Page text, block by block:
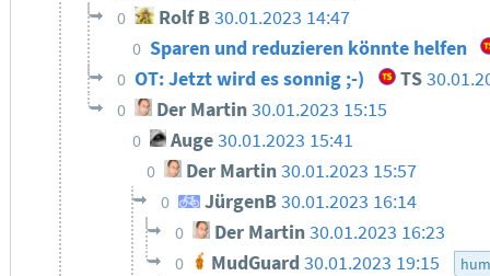
0 Rolf B30.01.2023 14:47
0 Sparen und reduzieren könnte helfen
0 OT: Jetzt wird es sonnig ;-) TS
0 Der Martin30.01.2023 15:15
0 Auge30.01.2023 15:41
0 Der Martin 30.01.2023 15:57
0 JürgenB30.01.2023 16:14
0 Der Martin30.01.2023 16:23
0 MudGuard 30.01.2023 19:15